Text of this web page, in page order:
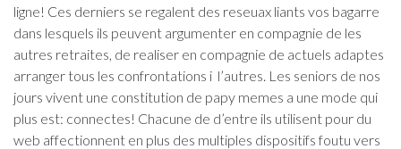
ligne! Ces derniers se regalent des reseuax liants vos bagarre
dans lesquels ils peuvent argumenter en compagnie de les
autres retraites, de realiser en compagnie de actuels adaptes
arranger tous les confrontations i l’autres. Les seniors de nos
jours vivent une constitution de papy memes a une mode qui
plus est: connectes! Chacune de d’entre ils utilisent pour du
web affectionnent en plus des multiples dispositifs foutu vers